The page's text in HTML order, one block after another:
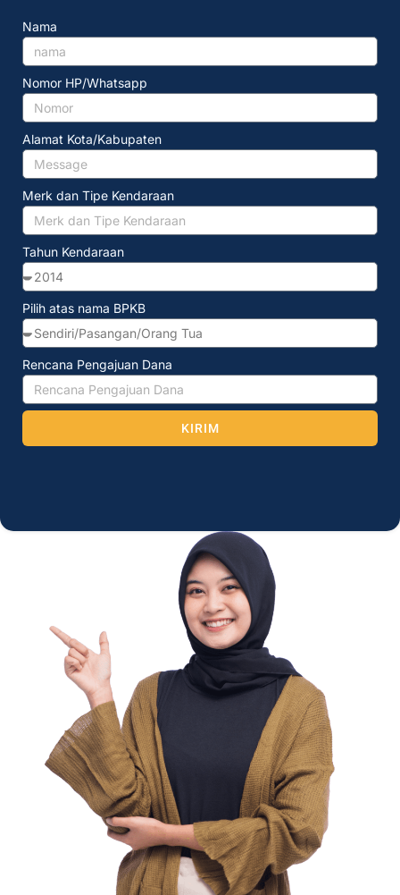
Nama
Nomor HP/Whatsapp
Alamat Kota/Kabupaten
Merk dan Tipe Kendaraan
Tahun Kendaraan
Pilih atas nama BPKB
Rencana Pengajuan Dana
KIRIM